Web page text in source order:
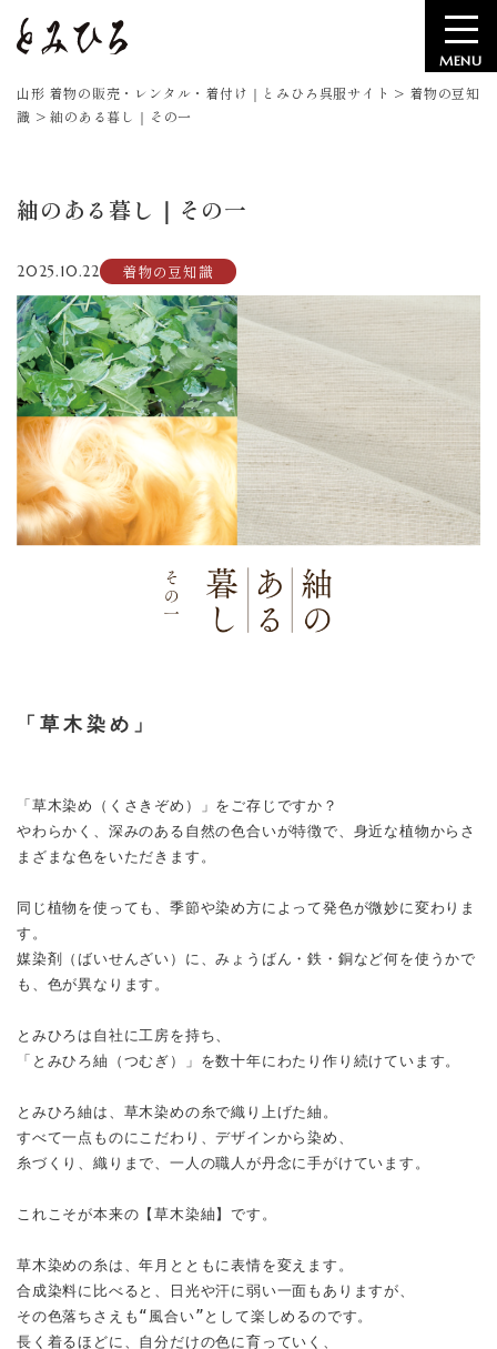
MENU
山形 着物の販売・レンタル・着付け｜とみひろ呉服サイト > 着物の豆知
識 >紬のある暮し｜その一
紬のある暮し｜その一
2025.10.22 着物の豆知識
「草木染め」
「草木染め（くさきぞめ）」をご存じですか？
やわらかく、深みのある自然の色合いが特徴で、身近な植物からさ
まざまな色をいただきます。
同じ植物を使っても、季節や染め方によって発色が微妙に変わりま
す。
媒染剤（ばいせんざい）に、みょうばん・鉄・銅など何を使うかで
も、色が異なります。
とみひろは自社に工房を持ち、
「とみひろ紬（つむぎ）」を数十年にわたり作り続けています。
とみひろ紬は、草木染めの糸で織り上げた紬。
すべて一点ものにこだわり、デザインから染め、
糸づくり、織りまで、一人の職人が丹念に手がけています。
これこそが本来の【草木染紬】です。
草木染めの糸は、年月とともに表情を変えます。
合成染料に比べると、日光や汗に弱い一面もありますが、
その色落ちさえも“風合い”として楽しめるのです。
長く着るほどに、自分だけの色に育っていく、